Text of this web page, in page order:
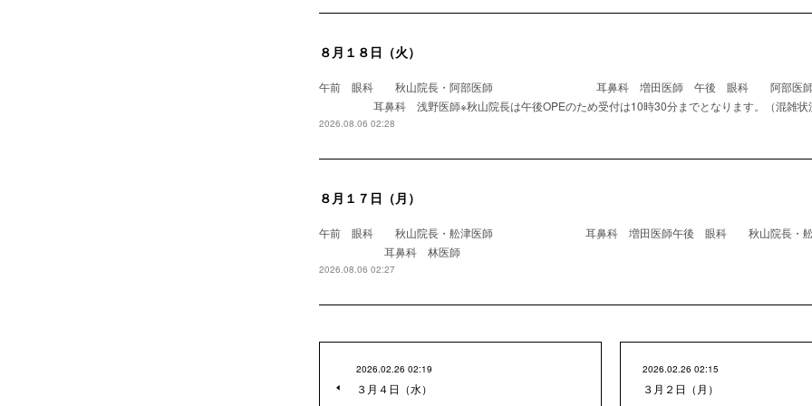
８月１８日（火）
午前 眼科 秋山院長・阿部医師 耳鼻科 増田医師 午後 眼科 阿部
耳鼻科 浅野医師※秋山院長は午後OPEのため受付は10時30分までとなります。（混雑状
2026.08.06 02:28
８月１７日（月）
午前 眼科 秋山院長・舩津医師 耳鼻科 増田医師午後 眼科 秋山院長・舩
耳鼻科 林医師
2026.08.06 02:27
2026.02.26 02:19
３月４日（水）
2026.02.26 02:15
３月２日（月）